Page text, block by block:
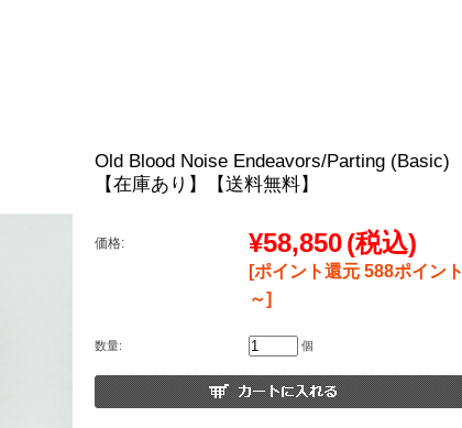
Old Blood Noise Endeavors/Parting (Basic)
【在庫あり】【送料無料】
価格: ¥58,850(税込)
[ポイント還元 588ポイント
～]
数量: 個